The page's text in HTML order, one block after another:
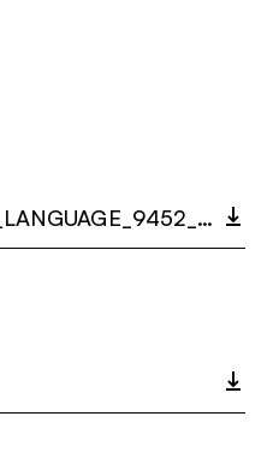
2312_COLIBRI_MULTI_LANGUAGE_9452_INST.PDF